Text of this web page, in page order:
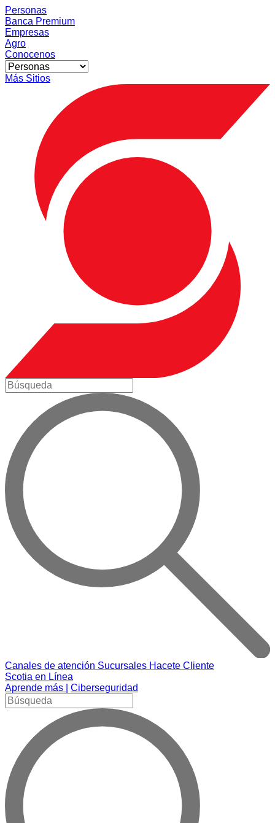
Personas
Banca Premium
Empresas
Agro
Conocenos
Más Sitios
Canales de atención Sucursales Hacete Cliente
Scotia en Línea
Aprende más |
Ciberseguridad